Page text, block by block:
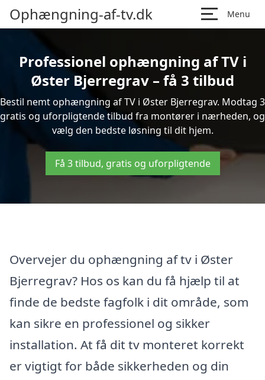
Ophængning-af-tv.dk Menu
Professionel ophængning af TV i
Øster Bjerregrav – få 3 tilbud
Bestil nemt ophængning af TV i Øster Bjerregrav. Modtag 3
gratis og uforpligtende tilbud fra montører i nærheden, og
vælg den bedste løsning til dit hjem.
Få 3 tilbud, gratis og uforpligtende
Overvejer du ophængning af tv i Øster
Bjerregrav? Hos os kan du få hjælp til at
finde de bedste fagfolk i dit område, som
kan sikre en professionel og sikker
installation. At få dit tv monteret korrekt
er vigtigt for både sikkerheden og din